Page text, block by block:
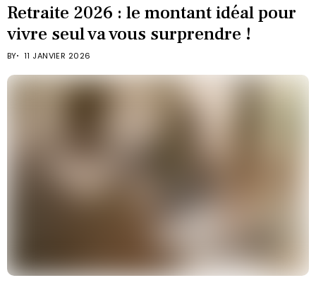
Retraite 2026 : le montant idéal pour
vivre seul va vous surprendre !
BY 11 JANVIER 2026